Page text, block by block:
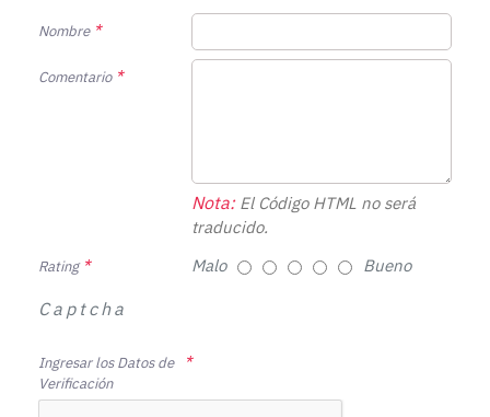
Nombre
Comentario
Nota:El Código HTML no será
traducido.
Rating Malo Bueno
Captcha
Ingresar los Datos de
Verificación